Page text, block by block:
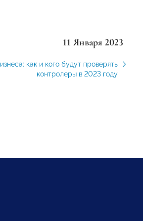
11 Января 2023
как и кого будут проверять
контролеры в 2023 году